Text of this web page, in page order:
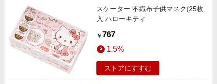
スケーター 不織布子供マスク(25枚
入 ハローキティ
￥ 767
1.5%
ストアにすすむ